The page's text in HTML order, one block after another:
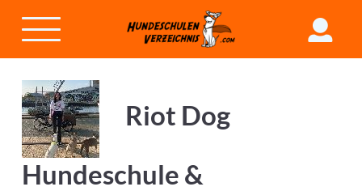
Riot Dog
Hundeschule &